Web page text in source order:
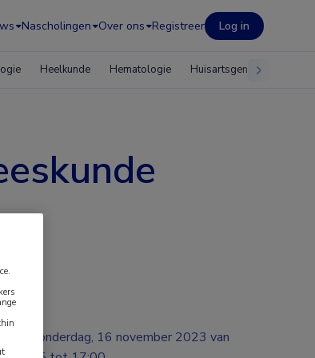
Nascholingen Over ons Registreer Log in
Heelkunde Hematologie Huisartsgeneeskunde
donderdag, 16 november 2023 van